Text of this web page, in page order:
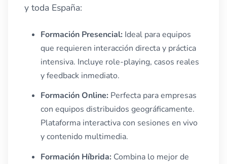
y toda España:
Formación Presencial: Ideal para equipos
que requieren interacción directa y práctica
intensiva. Incluye role-playing, casos reales
y feedback inmediato.
Formación Online: Perfecta para empresas
con equipos distribuidos geográficamente.
Plataforma interactiva con sesiones en vivo
y contenido multimedia.
Formación Híbrida: Combina lo mejor de